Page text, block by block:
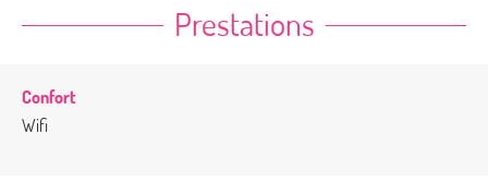
Prestations
Confort
Wifi